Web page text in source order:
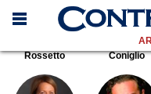
Rossetto
Coniglio